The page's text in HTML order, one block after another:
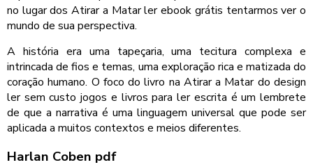
no lugar dos Atirar a Matar ler ebook grátis tentarmos ver o
mundo de sua perspectiva.
A história era uma tapeçaria, uma tecitura complexa e
intrincada de fios e temas, uma exploração rica e matizada do
coração humano. O foco do livro na Atirar a Matar do design
ler sem custo jogos e livros para ler escrita é um lembrete
de que a narrativa é uma linguagem universal que pode ser
aplicada a muitos contextos e meios diferentes.
Harlan Coben pdf